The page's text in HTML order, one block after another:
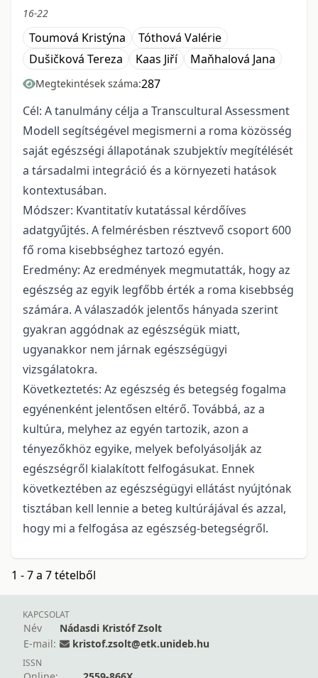
16-22
Toumová Kristýna
Tóthová Valérie
Dušičková Tereza
Kaas Jiří Maňhalová Jana
Megtekintések száma:287
Cél: A tanulmány célja a Transcultural Assessment
Modell segítségével megismerni a roma közösség
saját egészségi állapotának szubjektív megítélését
a társadalmi integráció és a környezeti hatások
kontextusában.
Módszer: Kvantitatív kutatással kérdőíves
adatgyűjtés. A felmérésben résztvevő csoport 600
fő roma kisebbséghez tartozó egyén.
Eredmény: Az eredmények megmutatták, hogy az
egészség az egyik legfőbb érték a roma kisebbség
számára. A válaszadók jelentős hányada szerint
gyakran aggódnak az egészségük miatt,
ugyanakkor nem járnak egészségügyi
vizsgálatokra.
Következtetés: Az egészség és betegség fogalma
egyénenként jelentősen eltérő. Továbbá, az a
kultúra, melyhez az egyén tartozik, azon a
tényezőkhöz egyike, melyek befolyásolják az
egészségről kialakított felfogásukat. Ennek
következtében az egészségügyi ellátást nyújtónak
tisztában kell lennie a beteg kultúrájával és azzal,
hogy mi a felfogása az egészség-betegségről.
1 - 7 a 7 tételből
KAPCSOLAT
Név
Nádasdi Kristóf Zsolt
E-mail:
kristof.zsolt@etk.unideb.hu
ISSN